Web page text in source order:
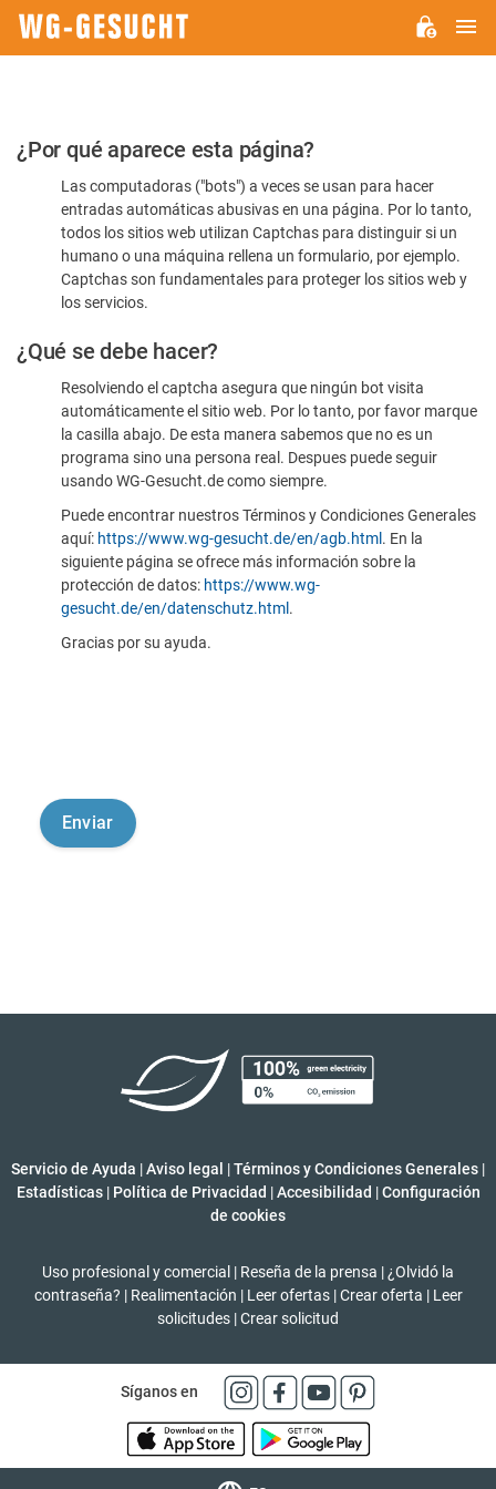
Por
favor,
confirme
humano
¿Por qué aparece esta página?
Las computadoras ("bots") a veces se usan para hacer
entradas automáticas abusivas en una página. Por lo tanto,
todos los sitios web utilizan Captchas para distinguir si un
humano o una máquina rellena un formulario, por ejemplo.
Captchas son fundamentales para proteger los sitios web y
los servicios.
¿Qué se debe hacer?
Resolviendo el captcha asegura que ningún bot visita
automáticamente el sitio web. Por lo tanto, por favor marque
la casilla abajo. De esta manera sabemos que no es un
programa sino una persona real. Despues puede seguir
usando WG-Gesucht.de como siempre.
Puede encontrar nuestros Términos y Condiciones Generales
aquí: https://www.wg-gesucht.de/en/agb.html . En la
siguiente página se ofrece más información sobre la
protección de datos: https://www.wg-
gesucht.de/en/datenschutz.html .
Gracias por su ayuda.
Servicio de Ayuda |Aviso legal |Términos y Condiciones Generales |
Estadísticas | Política de Privacidad | Accesibilidad | Configuración
de cookies
Uso profesional y comercial | Reseña de la prensa | ¿Olvidó la
contraseña? | Realimentación | Leer ofertas | Crear oferta | Leer
solicitudes |Crear solicitud
Síganos en